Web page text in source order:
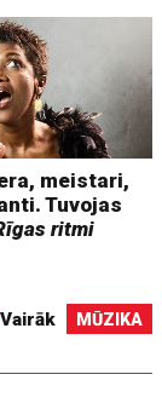
meistari,
Tuvojas
ritmi
Vairāk MŪZIKA